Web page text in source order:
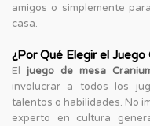
amigos o simplemente
casa.
¿Por Qué Elegir el Juego
El juego de mesa
involucrar a todos los
talentos o habilidades. No
experto en cultura